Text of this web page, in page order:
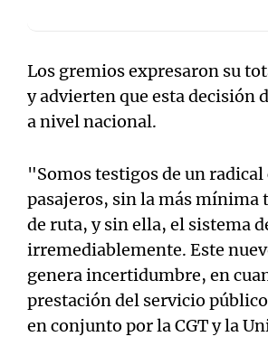
Los gremios expresaron su
y advierten que esta decisión
a nivel nacional.
"Somos testigos de un
pasajeros, sin la más mínima
de ruta, y sin ella, el sistema
irremediablemente. Este
genera incertidumbre, en
prestación del servicio
en conjunto por la CGT y la